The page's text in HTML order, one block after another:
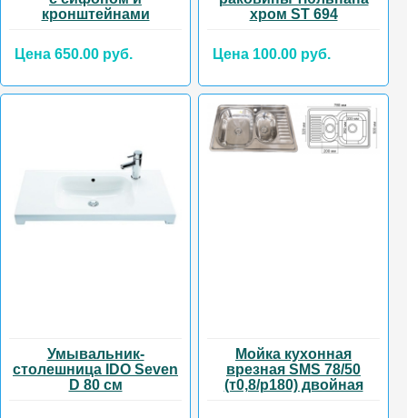
кронштейнами
Цена 650.00 руб.
хром ST 694
Цена 100.00 руб.
Умывальник-
столешница IDO Seven
D 80 см
Мойка кухонная
врезная SMS 78/50
(т0,8/р180) двойная